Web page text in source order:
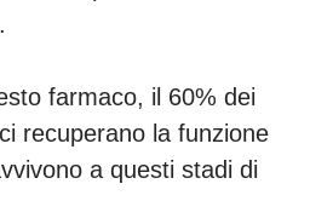
farmaco, il 60% dei
recuperano la funzione
a questi stadi di